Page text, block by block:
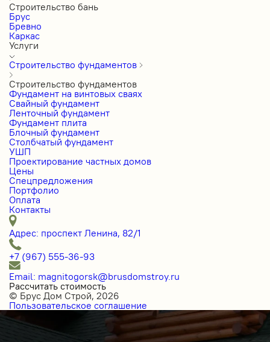
Строительство бань
Брус
Бревно
Каркас
Услуги
Строительство фундаментов
Строительство фундаментов
Фундамент на винтовых сваях
Свайный фундамент
Ленточный фундамент
Фундамент плита
Блочный фундамент
Столбчатый фундамент
УШП
Проектирование частных домов
Цены
Спецпредложения
Портфолио
Оплата
Контакты
Адрес: проспект Ленина, 82/1
+7 (967) 555-36-93
Email: magnitogorsk@brusdomstroy.ru
Рассчитать стоимость
© Брус Дом Строй, 2026
Пользовательское соглашение